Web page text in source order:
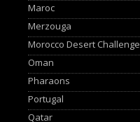
Maroc
Merzouga
Morocco Desert Challenge
Oman
Pharaons
Portugal
Qatar